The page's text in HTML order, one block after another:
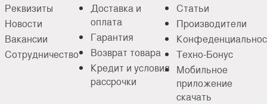
Реквизиты
Новости
Вакансии
Сотрудничество
Доставка и
оплата
Гарантия
Возврат товара
Кредит и условия
рассрочки
Статьи
Производители
Техно-Бонус
Мобильное
приложение
скачать